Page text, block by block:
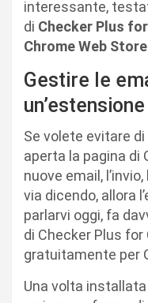
interessante,
di Checker Plus for
Chrome Web
Gestire le
un’estensione
Se volete evitare
aperta la pagina di
nuove email,
via dicendo, allora
parlarvi oggi, fa
di Checker Plus for
gratuitamente per
Una volta